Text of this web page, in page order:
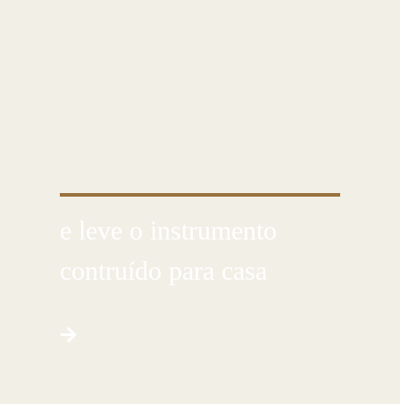
e leve o instrumento
contruído para casa